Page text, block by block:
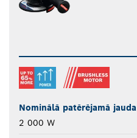
Nominālā patērējamā jauda
2 000 W